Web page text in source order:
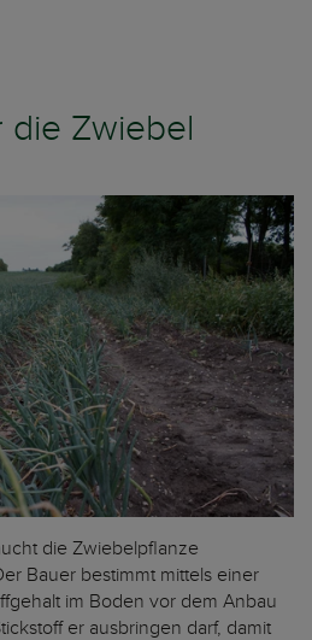
die Zwiebel
die Zwiebelpflanze
Bauer bestimmt mittels einer
im Boden vor dem Anbau
er ausbringen darf, damit